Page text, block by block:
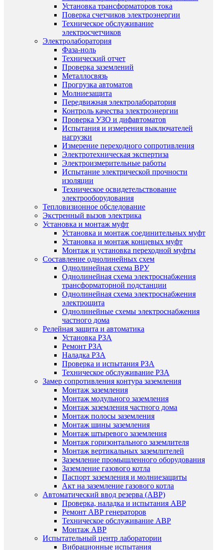
Установка трансформаторов тока
Поверка счетчиков электроэнергии
Техническое обслуживание
электросчетчиков
Электролаборатория
Фаза-ноль
Технический отчет
Проверка заземлений
Металлосвязь
Прогрузка автоматов
Молниезащита
Передвижная электролаборатория
Контроль качества электроэнергии
Проверка УЗО и дифавтоматов
Испытания и измерения выключателей
нагрузки
Измерение переходного сопротивления
Электротехническая экспертиза
Электроизмерительные работы
Испытание электрической прочности
изоляции
Техническое освидетельствование
электрооборудования
Тепловизионное обследование
Экстренный вызов электрика
Установка и монтаж муфт
Установка и монтаж соединительных муфт
Установка и монтаж концевых муфт
Монтаж и установка переходной муфты
Cоставление однолинейных схем
Однолинейная схема ВРУ
Однолинейная схема электроснабжения
трансформаторной подстанции
Однолинейная схема электроснабжения
электрощита
Однолинейные схемы электроснабжения
частного дома
Релейная защита и автоматика
Установка РЗА
Ремонт РЗА
Наладка РЗА
Проверка и испытания РЗА
Техническое обслуживание РЗА
Замер сопротивления контура заземления
Монтаж заземления
Монтаж модульного заземления
Монтаж заземления частного дома
Монтаж полосы заземления
Монтаж шины заземления
Монтаж штыревого заземления
Монтаж горизонтального заземлителя
Монтаж вертикальных заземлителей
Заземление промышленного оборудования
Заземление газового котла
Паспорт заземления и молниезащиты
Акт на заземление газового котла
Автоматический ввод резерва (АВР)
Проверка, наладка и испытания АВР
Ремонт АВР генераторов
Техническое обслуживание АВР
Монтаж АВР
Испытательный центр лаборатории
Вибрационные испытания